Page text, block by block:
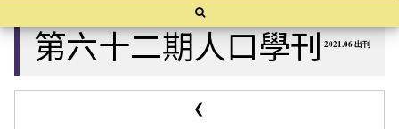
第六十二期人口學刊2021.06 出刊
❮